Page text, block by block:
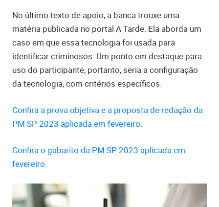
No último texto de apoio, a banca trouxe uma
matéria publicada no portal A Tarde. Ela aborda um
caso em que essa tecnologia foi usada para
identificar criminosos. Um ponto em destaque para
uso do participante, portanto, seria a configuração
da tecnologia, com critérios específicos.
Confira a prova objetiva e a proposta de redação da
PM SP 2023 aplicada em fevereiro.
Confira o gabarito da PM SP 2023 aplicada em
fevereiro.